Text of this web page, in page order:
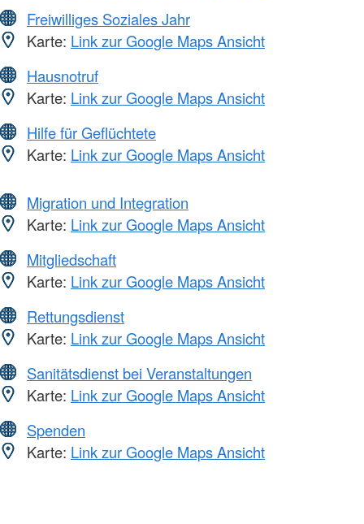
Freiwilliges Soziales Jahr
Karte: Link zur Google Maps Ansicht
Hausnotruf
Karte: Link zur Google Maps Ansicht
Hilfe für Geflüchtete
Karte: Link zur Google Maps Ansicht
Migration und Integration
Karte: Link zur Google Maps Ansicht
Mitgliedschaft
Karte: Link zur Google Maps Ansicht
Rettungsdienst
Karte: Link zur Google Maps Ansicht
Sanitätsdienst bei Veranstaltungen
Karte: Link zur Google Maps Ansicht
Spenden
Karte: Link zur Google Maps Ansicht